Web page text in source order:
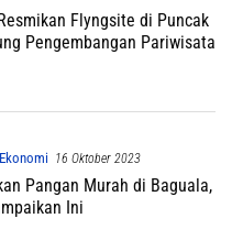
Flyngsite di Puncak
Pengembangan Pariwisata
Ekonomi 16 Oktober 2023
Pangan Murah di Baguala,
Ini